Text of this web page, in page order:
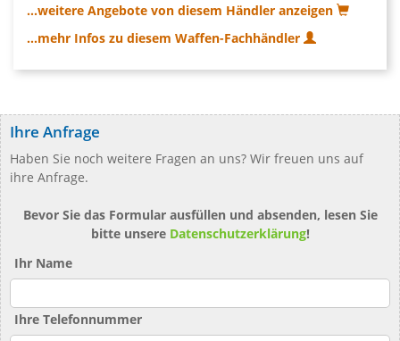
...weitere Angebote von diesem Händler anzeigen
...mehr Infos zu diesem Waffen-Fachhändler
Ihre Anfrage
Haben Sie noch weitere Fragen an uns? Wir freuen uns auf
ihre Anfrage.
Bevor Sie das Formular ausfüllen und absenden, lesen Sie
bitte unsere Datenschutzerklärung!
Ihr Name
Ihre Telefonnummer